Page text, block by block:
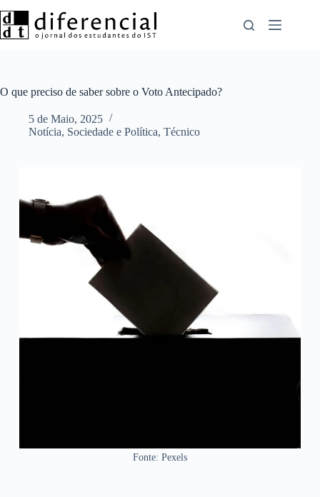
para
o
O que preciso de saber sobre o Voto Antecipado?
5 de Maio, 2025
Notícia, Sociedade e Política, Técnico
Fonte: Pexels